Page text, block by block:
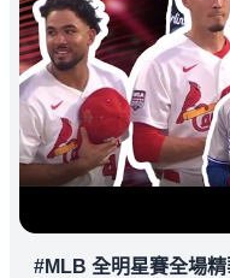
#MLB 全明星賽全場